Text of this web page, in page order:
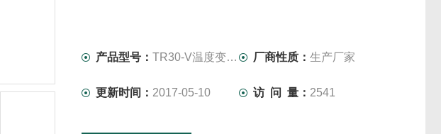
产品型号： TR30-V温度变送器 厂商性质：生产厂家
更新时间： 2017-05-10 访 问 量： 2541